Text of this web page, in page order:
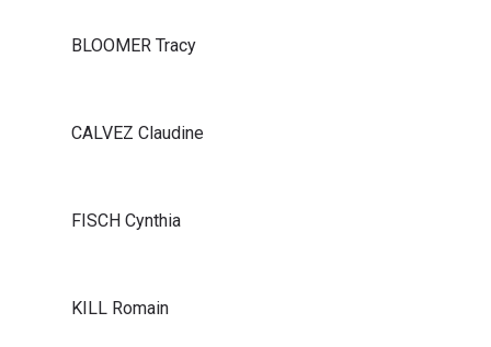
BLOOMER Tracy
CALVEZ Claudine
FISCH Cynthia
KILL Romain